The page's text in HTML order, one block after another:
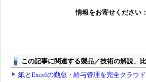
情報をお寄せください：